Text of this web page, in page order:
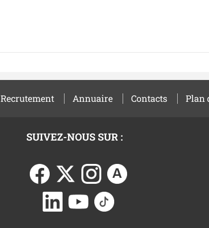
Recrutement Annuaire Contacts Plan
SUIVEZ-NOUS SUR :